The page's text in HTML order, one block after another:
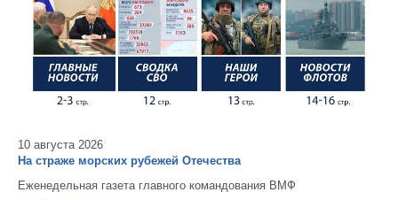
10 августа 2026
На страже морских рубежей Отечества
Еженедельная газета главного командования ВМФ